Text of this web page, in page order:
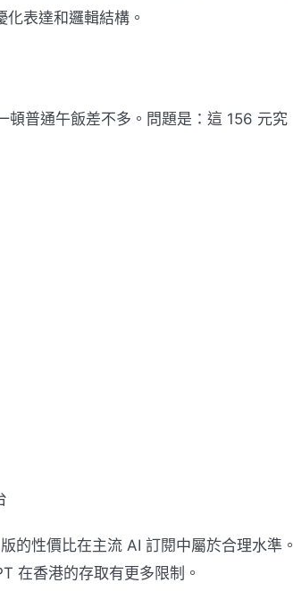
表達和邏輯結構。
普通午飯差不多。問題是：這 156 元究
的性價比在主流 AI 訂閱中屬於合理水準。
在香港的存取有更多限制。